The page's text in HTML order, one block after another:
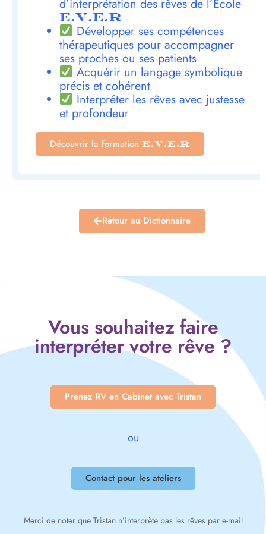
d’interprétation des rêves de l’École
E.V.E.R
Développer ses compétences
thérapeutiques pour accompagner
ses proches ou ses patients
Acquérir un langage symbolique
précis et cohérent
Interpréter les rêves avec justesse
et profondeur
Découvrir la formation E.V.E.R
Retour au Dictionnaire
Vous souhaitez faire
interpréter votre rêve ?
Prenez RV en Cabinet avec Tristan
ou
Contact pour les ateliers
Merci de noter que Tristan n’interprète pas les rêves par e-mail